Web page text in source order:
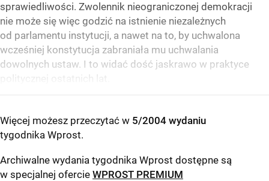
sprawiedliwości. Zwolennik nieograniczonej demokracji
nie może się więc godzić na istnienie niezależnych
od parlamentu instytucji, a nawet na to, by uchwalona
wcześniej konstytucja zabraniała mu uchwalania
dowolnych ustaw. I to widać dość jaskrawo w praktyce
politycznej ostatnich lat.
Więcej możesz przeczytać w 5/2004 wydaniu
tygodnika Wprost.
Archiwalne wydania tygodnika Wprost dostępne są
w specjalnej ofercie WPROST PREMIUM